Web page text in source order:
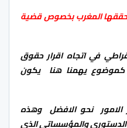
حققها المغرب بخصوص قضية
في اتجاه اقرار حقوق
كموضوع يهمنا هنا يكون
الامور نحو الافضل وهذه
الدستوري والمؤسساتي الذي